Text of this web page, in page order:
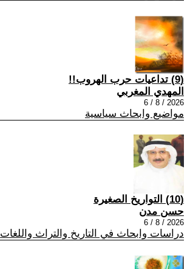
(9) تداعيات حرب الهروب!!
المهدي المغربي
2026 / 8 / 6
مواضيع وابحاث سياسية
(10) التواريخ الصغيرة
حسن مدن
2026 / 8 / 6
دراسات وابحاث في التاريخ والتراث واللغات